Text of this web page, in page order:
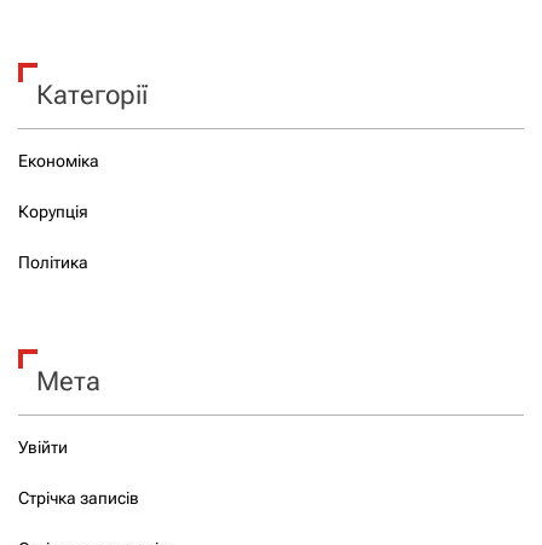
Категорії
Економіка
Корупція
Політика
Мета
Увійти
Стрічка записів